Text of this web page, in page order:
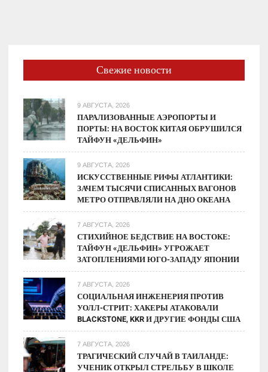
Под
Блокировку
Счета
в
2025
Году
Свежие новости
9 АВГУСТА, 2026
ПАРАЛИЗОВАННЫЕ АЭРОПОРТЫ И
ПОРТЫ: НА ВОСТОК КИТАЯ ОБРУШИЛСЯ
ТАЙФУН «ДЕЛЬФИН»
9 АВГУСТА, 2026
ИСКУССТВЕННЫЕ РИФЫ АТЛАНТИКИ:
ЗАЧЕМ ТЫСЯЧИ СПИСАННЫХ ВАГОНОВ
МЕТРО ОТПРАВЛЯЛИ НА ДНО ОКЕАНА
7 АВГУСТА, 2026
СТИХИЙНОЕ БЕДСТВИЕ НА ВОСТОКЕ:
ТАЙФУН «ДЕЛЬФИН» УГРОЖАЕТ
ЗАТОПЛЕНИЯМИ ЮГО-ЗАПАДУ ЯПОНИИ
7 АВГУСТА, 2026
СОЦИАЛЬНАЯ ИНЖЕНЕРИЯ ПРОТИВ
УОЛЛ-СТРИТ: ХАКЕРЫ АТАКОВАЛИ
BLACKSTONE, KKR И ДРУГИЕ ФОНДЫ США
7 АВГУСТА, 2026
ТРАГИЧЕСКИЙ СЛУЧАЙ В ТАИЛАНДЕ:
УЧЕНИК ОТКРЫЛ СТРЕЛЬБУ В ШКОЛЕ